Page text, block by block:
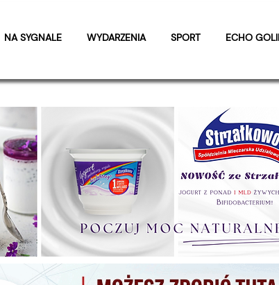
NA SYGNALE WYDARZENIA SPORT ECHO